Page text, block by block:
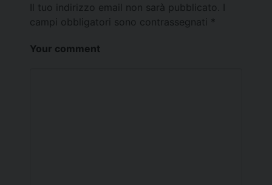
Il tuo indirizzo email non sarà pubblicato.
campi obbligatori sono contrassegnati *
Your comment